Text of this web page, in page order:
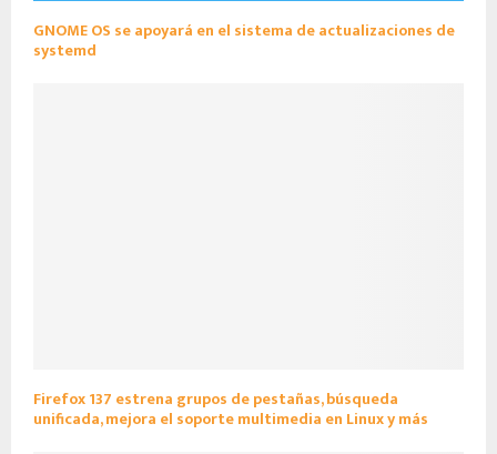
GNOME OS se apoyará en el sistema de actualizaciones de
systemd
Firefox 137 estrena grupos de pestañas, búsqueda
unificada, mejora el soporte multimedia en Linux y más